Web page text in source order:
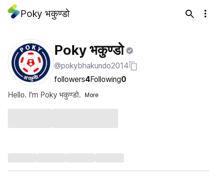
Poky भकुण्डो
Poky भकुण्डो
@pokybhakundo2014
followers4Following0
Hello. I'm Poky भकुण्डो.
More